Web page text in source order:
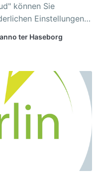
können Sie
Einstellungen
Konfiguration
Sie anschließend die
ter Haseborg